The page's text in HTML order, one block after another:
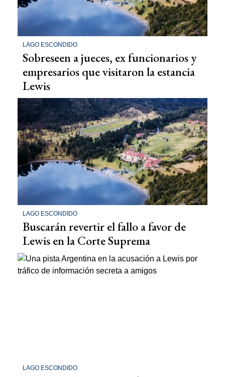
LAGO ESCONDIDO
Sobreseen a jueces, ex funcionarios y
empresarios que visitaron la estancia
Lewis
LAGO ESCONDIDO
Buscarán revertir el fallo a favor de
Lewis en la Corte Suprema
LAGO ESCONDIDO